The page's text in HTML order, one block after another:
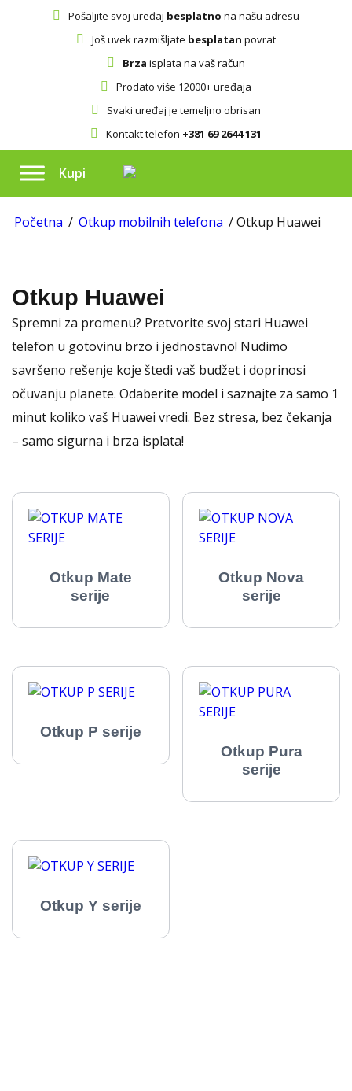
Pošaljite svoj uređaj besplatno na našu adresu
Još uvek razmišljate besplatan povrat
Brza isplata na vaš račun
Prodato više 12000+ uređaja
Svaki uređaj je temeljno obrisan
Kontakt telefon +381 69 2644 131
Kupi
Početna / Otkup mobilnih telefona / Otkup Huawei
Otkup Huawei
Spremni za promenu? Pretvorite svoj stari Huawei
telefon u gotovinu brzo i jednostavno! Nudimo
savršeno rešenje koje štedi vaš budžet i doprinosi
očuvanju planete. Odaberite model i saznajte za samo 1
minut koliko vaš Huawei vredi. Bez stresa, bez čekanja
– samo sigurna i brza isplata!
Otkup Mate
serije
Otkup Nova
serije
Otkup P serije
Otkup Pura
serije
Otkup Y serije